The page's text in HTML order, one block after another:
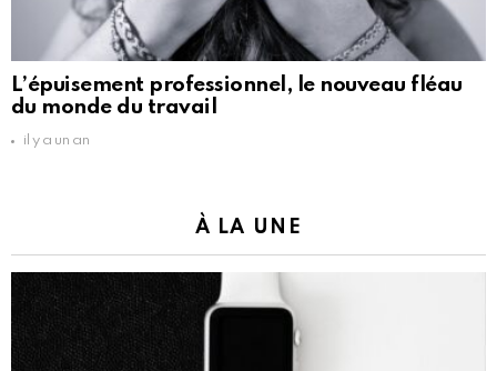
L’épuisement professionnel, le nouveau fléau
du monde du travail
il y a un an
À LA UNE